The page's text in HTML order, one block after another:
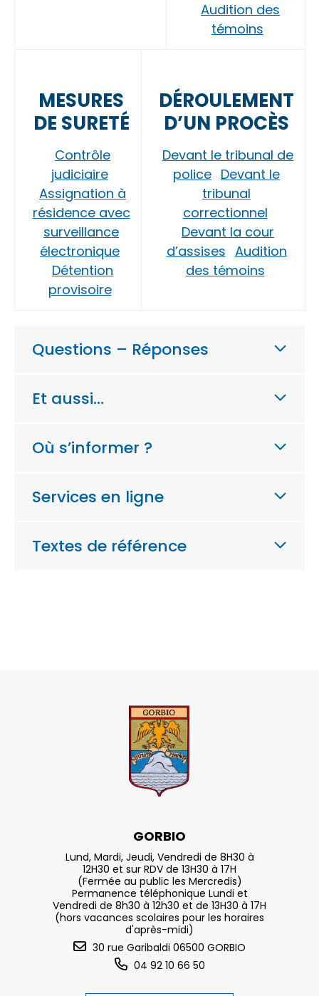
Audition des
témoins
MESURES
DE SURETÉ
Contrôle
judiciaire
Assignation à
résidence avec
surveillance
électronique
Détention
provisoire
DÉROULEMENT
D’UN PROCÈS
Devant le tribunal de
police Devant le
tribunal
correctionnel
Devant la cour
d’assises Audition
des témoins
Questions – Réponses
Et aussi…
Où s’informer ?
Services en ligne
Textes de référence
GORBIO
Lund, Mardi, Jeudi, Vendredi de 8H30 à
12H30 et sur RDV de 13H30 à 17H
(Fermée au public les Mercredis)
Permanence téléphonique Lundi et
Vendredi de 8h30 à 12h30 et de 13H30 à 17H
(hors vacances scolaires pour les horaires
d'après-midi)
30 rue Garibaldi 06500 GORBIO
04 92 10 66 50